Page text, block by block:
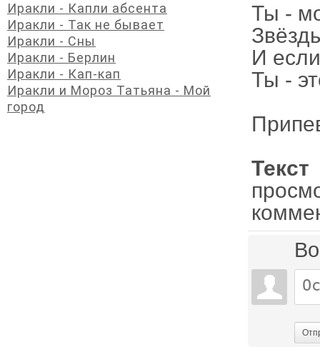
Ты -
И
Ты -
Иракли - Капли абсента
Иракли - Так не бывает
Иракли - Сны
Иракли - Берлин
Иракли - Кап-кап
Иракли и Мороз Татьяна - Мой
город